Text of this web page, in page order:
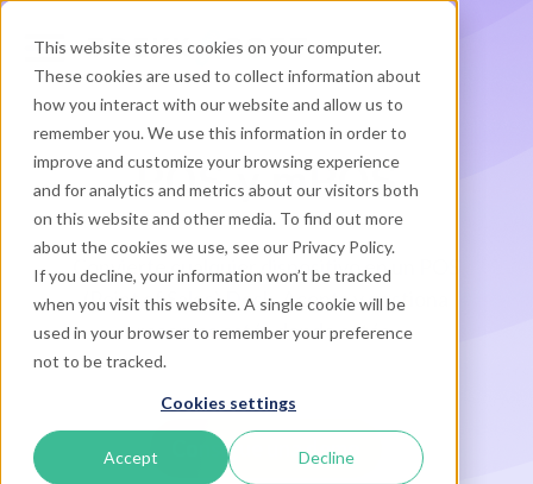
This website stores cookies on your computer.
These cookies are used to collect information about
how you interact with our website and allow us to
remember you. We use this information in order to
improve and customize your browsing experience
and for analytics and metrics about our visitors both
on this website and other media. To find out more
about the cookies we use, see our Privacy Policy.
If you decline, your information won’t be tracked
when you visit this website. A single cookie will be
used in your browser to remember your preference
not to be tracked.
Cookies settings
Accept Decline
POS y mPOS
Convierte cualquier dispositivo en un POS
(Point of Sales) Desk. Acepta y gestiona
reservas estés donde estés.
Consigue una demo